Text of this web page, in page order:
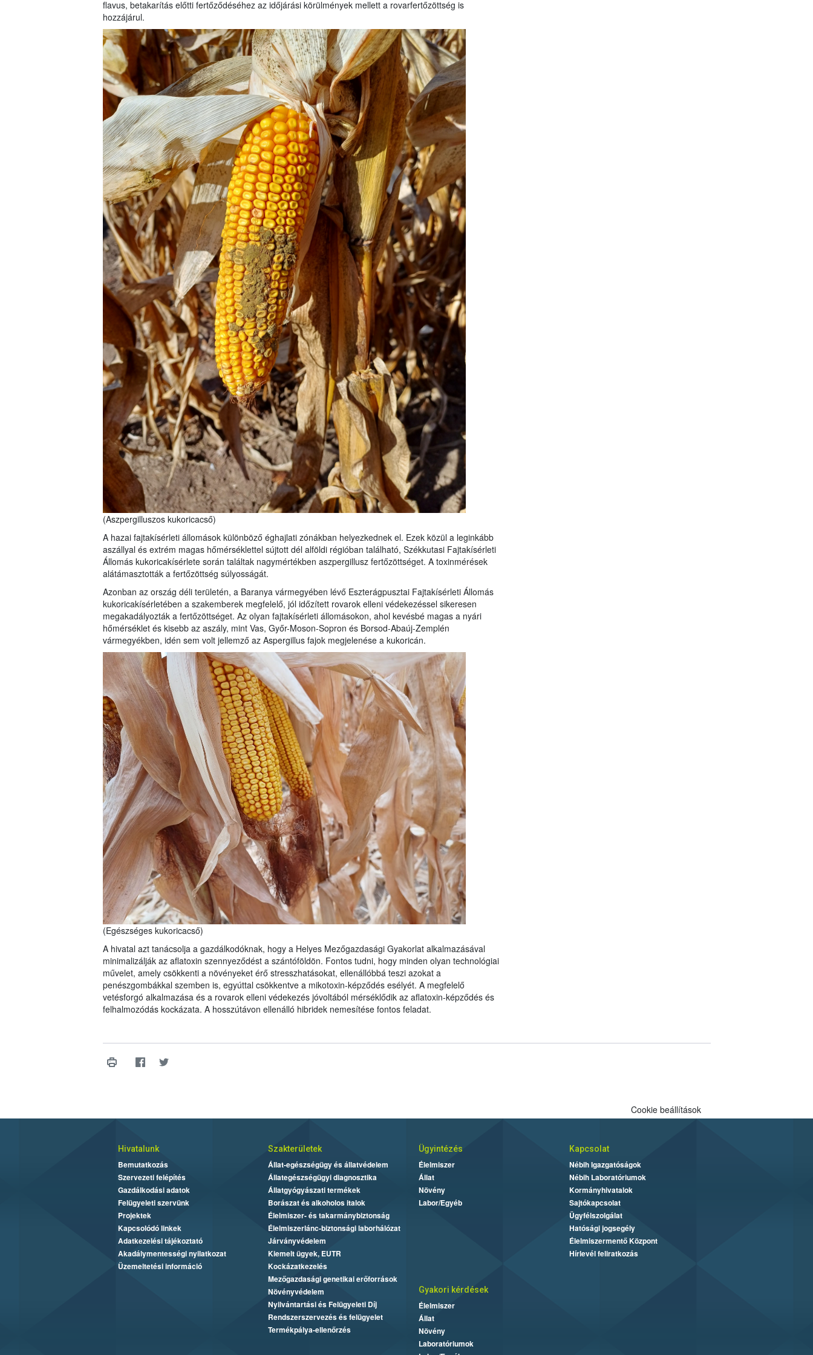
flavus, betakarítás előtti fertőződéséhez az időjárási körülmények mellett a rovarfertőzöttség is
hozzájárul.
(Aszpergilluszos kukoricacső)
A hazai fajtakísérleti állomások különböző éghajlati zónákban helyezkednek el. Ezek közül a leginkább
aszállyal és extrém magas hőmérséklettel sújtott dél alföldi régióban található, Székkutasi Fajtakísérleti
Állomás kukoricakísérlete során találtak nagymértékben aszpergillusz fertőzöttséget. A toxinmérések
alátámasztották a fertőzöttség súlyosságát.
Azonban az ország déli területén, a Baranya vármegyében lévő Eszterágpusztai Fajtakísérleti Állomás
kukoricakísérletében a szakemberek megfelelő, jól időzített rovarok elleni védekezéssel sikeresen
megakadályozták a fertőzöttséget. Az olyan fajtakísérleti állomásokon, ahol kevésbé magas a nyári
hőmérséklet és kisebb az aszály, mint Vas, Győr-Moson-Sopron és Borsod-Abaúj-Zemplén
vármegyékben, idén sem volt jellemző az Aspergillus fajok megjelenése a kukoricán.
(Egészséges kukoricacső)
A hivatal azt tanácsolja a gazdálkodóknak, hogy a Helyes Mezőgazdasági Gyakorlat alkalmazásával
minimalizálják az aflatoxin szennyeződést a szántóföldön. Fontos tudni, hogy minden olyan technológiai
művelet, amely csökkenti a növényeket érő stresszhatásokat, ellenállóbbá teszi azokat a
penészgombákkal szemben is, egyúttal csökkentve a mikotoxin-képződés esélyét. A megfelelő
vetésforgó alkalmazása és a rovarok elleni védekezés jóvoltából mérséklődik az aflatoxin-képződés és
felhalmozódás kockázata. A hosszútávon ellenálló hibridek nemesítése fontos feladat.
Cookie beállítások
Hivatalunk
Bemutatkozás
Szervezeti felépítés
Gazdálkodási adatok
Felügyeleti szervünk
Projektek
Kapcsolódó linkek
Adatkezelési tájékoztató
Akadálymentességi nyilatkozat
Üzemeltetési információ
Szakterületek
Állat-egészségügy és állatvédelem
Állategészségügyi diagnosztika
Állatgyógyászati termékek
Borászat és alkoholos italok
Élelmiszer- és takarmánybiztonság
Élelmiszerlánc-biztonsági laborhálózat
Járványvédelem
Kiemelt ügyek, EUTR
Kockázatkezelés
Mezőgazdasági genetikai erőforrások
Növényvédelem
Nyilvántartási és Felügyeleti Díj
Rendszerszervezés és felügyelet
Termékpálya-ellenőrzés
Ügyintézés
Élelmiszer
Állat
Növény
Labor/Egyéb
Kapcsolat
Nébih Igazgatóságok
Nébih Laboratóriumok
Kormányhivatalok
Sajtókapcsolat
Ügyfélszolgálat
Hatósági jogsegély
Élelmiszermentő Központ
Hírlevél feliratkozás
Gyakori kérdések
Élelmiszer
Állat
Növény
Laboratóriumok